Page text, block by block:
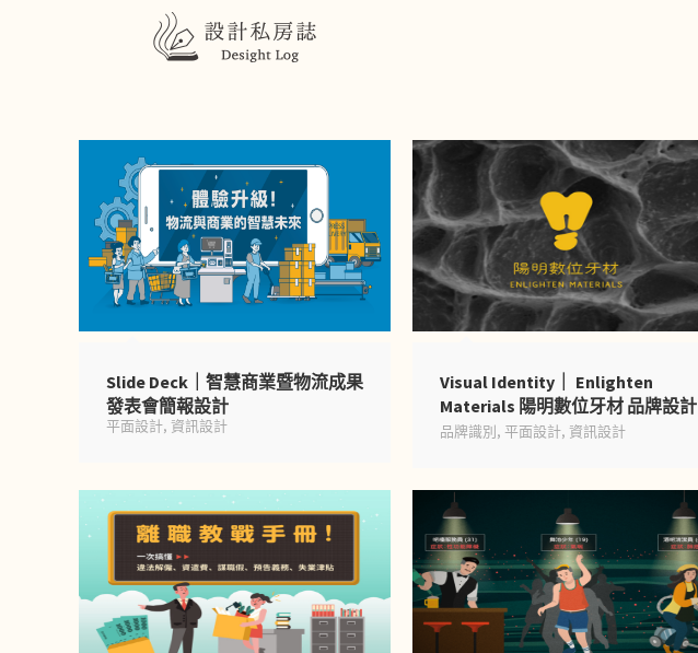
Slide Deck｜智慧商業暨物流成果
發表會簡報設計
平面設計, 資訊設計
Visual Identity｜ Enlighten
Materials 陽明數位牙材 品牌設計
品牌識別, 平面設計, 資訊設計